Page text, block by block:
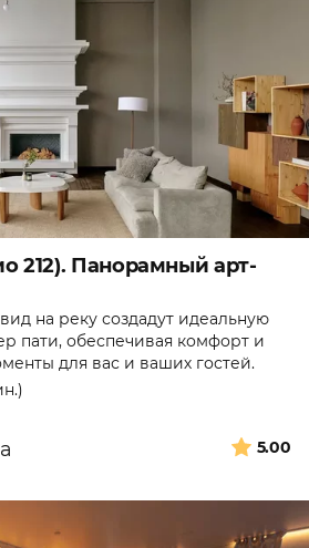
212). Панорамный арт-
на реку создадут идеальную
пати, обеспечивая комфорт и
для вас и ваших гостей.
5.00